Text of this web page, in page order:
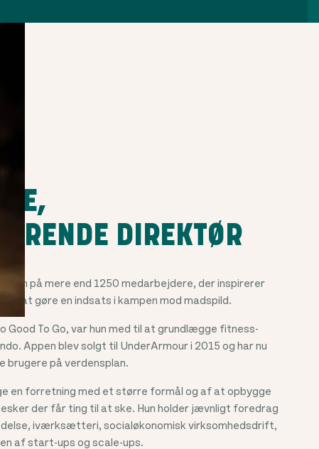
DIREKTØR
på mere end 1250 medarbejdere, der inspirerer
til at gøre en indsats i kampen mod madspild.
Good To Go, var hun med til at grundlægge fitness-
Appen blev solgt til UnderArmour i 2015 og har nu
brugere på verdensplan.
en forretning med et større formål og af at opbygge
der får ting til at ske. Hun holder jævnligt foredrag
iværksætteri, socialøkonomisk virksomhedsdrift,
af start-ups og scale-ups.